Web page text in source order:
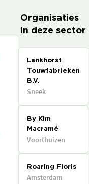
Organisaties
in deze sector
Lankhorst
Touwfabrieken
B.V.
Sneek
By Kim
Macramé
Voorthuizen
Roaring Floris
Amsterdam